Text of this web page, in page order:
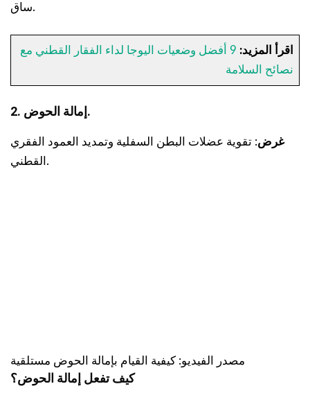
ساق.
اقرأ المزيد:
9 أفضل وضعيات اليوجا لداء الفقار القطني مع
نصائح السلامة
2. إمالة الحوض.
غرض: تقوية عضلات البطن السفلية وتمديد العمود الفقري
القطني.
مصدر الفيديو: كيفية القيام بإمالة الحوض مستلقية
كيف تفعل إمالة الحوض؟